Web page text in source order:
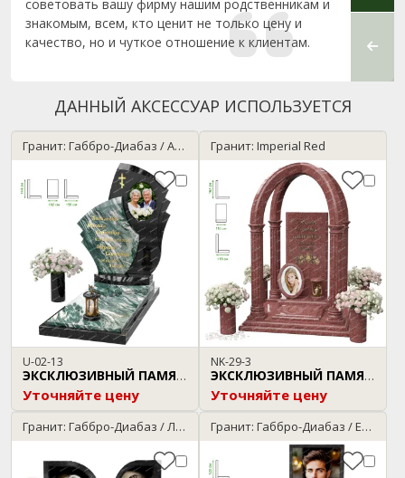
советовать вашу фирму нашим родственникам и
знакомым, всем, кто ценит не только цену и
качество, но и чуткое отношение к клиентам.
ДАННЫЙ АКСЕССУАР ИСПОЛЬЗУЕТСЯ
Гранит: Габбро-Диабаз / Arctic Green
U-02-13
ЭКСКЛЮЗИВНЫЙ ПАМЯТНИК
Уточняйте цену
Гранит: Imperial Red
NK-29-3
ЭКСКЛЮЗИВНЫЙ ПАМЯТНИК
Уточняйте цену
Гранит: Габбро-Диабаз / Лезниковский Гранит: Габбро-Диабаз / Елизовский